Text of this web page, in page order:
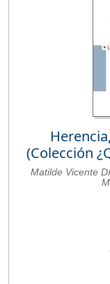
(Colección
Matilde Vicente